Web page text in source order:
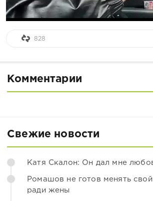
828
Комментарии
Свежие новости
Катя Скалон: Он дал мне
Ромашов не готов менять
ради жены